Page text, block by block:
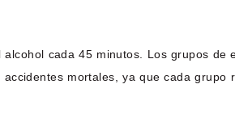
cada 45 minutos. Los grupos
mortales, ya que cada grupo